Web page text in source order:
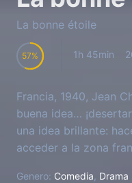
La bonne étoile
57 1h 45min
Francia, 1940, Jean
buena idea…
una idea brillante:
acceder a la zona
Genero: Comedia Drama